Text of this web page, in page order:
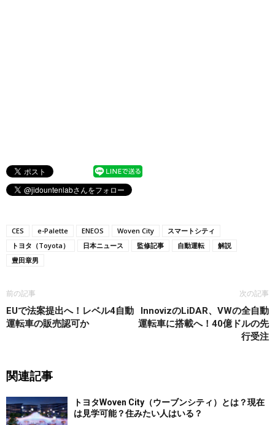
CES e-Palette ENEOS Woven City
スマートシティ
トヨタ（Toyota）
日本ニュース 監修記事 自動運転
解説
豊田章男
前の記事
EUで法案提出へ！レベル4自動
運転車の販売認可か
次の記事
InnovizのLiDAR、VWの全自動
運転車に搭載へ！40億ドルの先
行受注
関連記事
トヨタWoven City（ウーブンシティ）とは？現在
は見学可能？住みたい人はいる？